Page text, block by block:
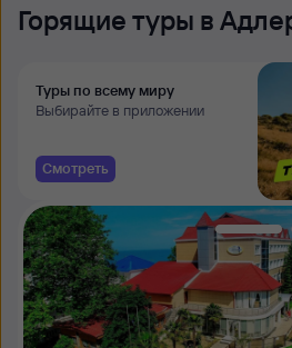
Горящие туры в
Туры по всему миру
Выбирайте в приложении
Смотреть